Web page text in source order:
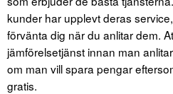
kunder har upplevt deras
förvänta dig när du anlitar dem.
jämförelsetjänst innan man
om man vill spara pengar
gratis.